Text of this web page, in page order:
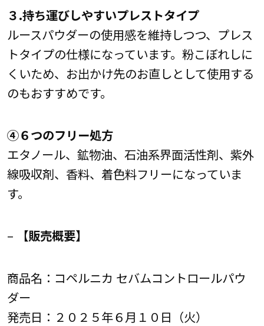
３.持ち運びしやすいプレストタイプ
ルースパウダーの使用感を維持しつつ、プレス
トタイプの仕様になっています。粉こぼれしに
くいため、お出かけ先のお直しとして使用する
のもおすすめです。
➃６つのフリー処方
エタノール、鉱物油、石油系界面活性剤、紫外
線吸収剤、香料、着色料フリーになっていま
す。
– 【販売概要】
商品名：コペルニカ セバムコントロールパウ
ダー
発売日：２０２５年６月１０日（火）